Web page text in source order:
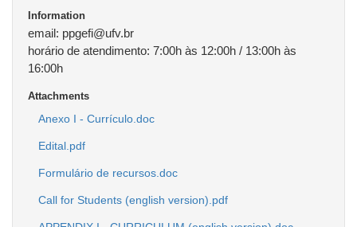
Information
email: ppgefi@ufv.br
horário de atendimento: 7:00h às 12:00h / 13:00h às
16:00h
Attachments